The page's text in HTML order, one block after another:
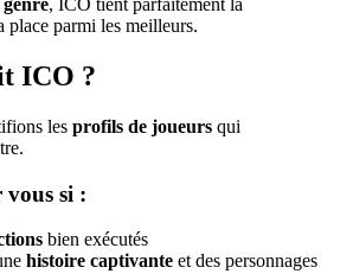
, ICO tient parfaitement la
place parmi les meilleurs.
ICO ?
les profils de joueurs qui
vous si :
bien exécutés
histoire captivante et des personnages